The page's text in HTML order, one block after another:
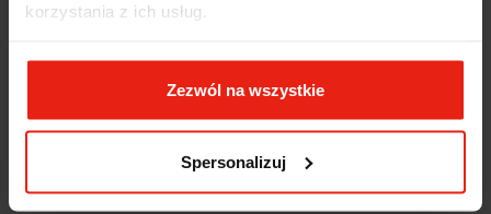
korzystania z ich usług.
Zezwól na wszystkie
Spersonalizuj
w tym tygodniu
5